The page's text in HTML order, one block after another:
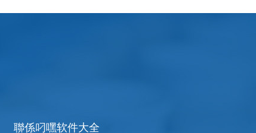
聯係叼嘿软件大全